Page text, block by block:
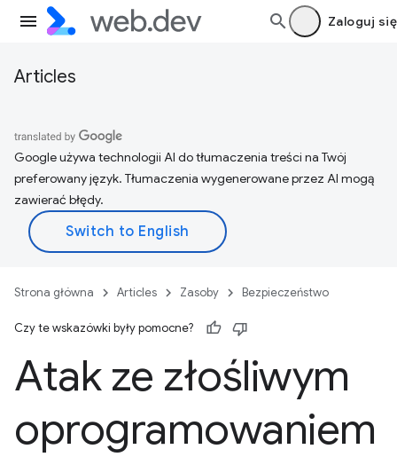
Zaloguj się
Articles
Google używa technologii AI do tłumaczenia treści na Twój
preferowany język. Tłumaczenia wygenerowane przez AI mogą
zawierać błędy.
Strona główna Articles Zasoby Bezpieczeństwo
Czy te wskazówki były pomocne?
Atak ze złośliwym
oprogramowaniem